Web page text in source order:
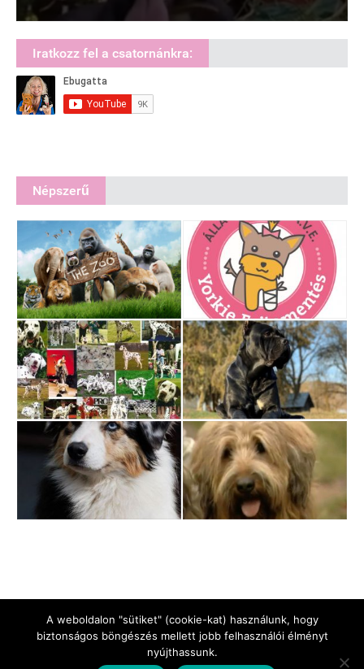
Iratkozz fel a csatornánkra:
Népszerű
A weboldalon "sütiket" (cookie-kat) használunk, hogy
biztonságos böngészés mellett jobb felhasználói élményt
nyújthassunk.